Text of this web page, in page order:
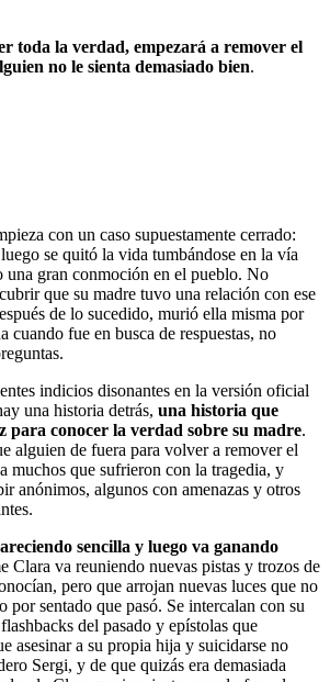
toda la verdad, empezará a remover el
no le sienta demasiado bien.
con un caso supuestamente cerrado:
se quitó la vida tumbándose en la vía
una gran conmoción en el pueblo. No
que su madre tuvo una relación con ese
de lo sucedido, murió ella misma por
cuando fue en busca de respuestas, no
indicios disonantes en la versión oficial
una historia detrás, una historia que
para conocer la verdad sobre su madre.
alguien de fuera para volver a remover el
muchos que sufrieron con la tragedia, y
anónimos, algunos con amenazas y otros
sencilla y luego va ganando
Clara va reuniendo nuevas pistas y trozos de
pero que arrojan nuevas luces que no
por sentado que pasó. Se intercalan con su
del pasado y epístolas que
asesinar a su propia hija y suicidarse no
Sergi, y de que quizás era demasiada